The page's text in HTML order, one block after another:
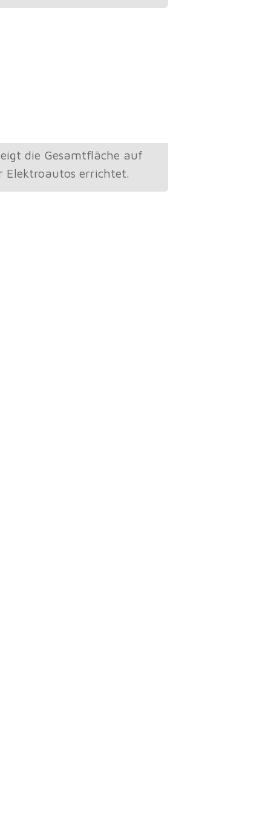
die Gesamtfläche auf
Elektroautos errichtet.